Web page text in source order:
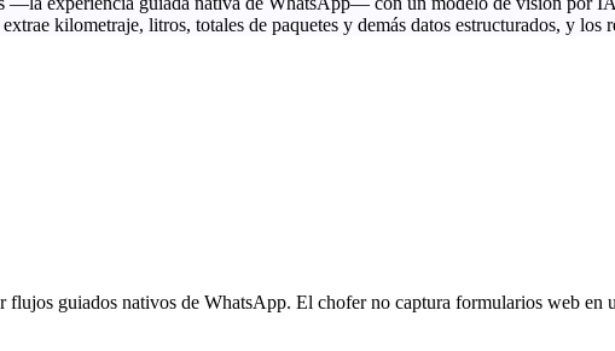
kilometraje, litros, totales de paquetes y demás datos estructurados, y los
guiados nativos de WhatsApp. El chofer no captura formularios web en